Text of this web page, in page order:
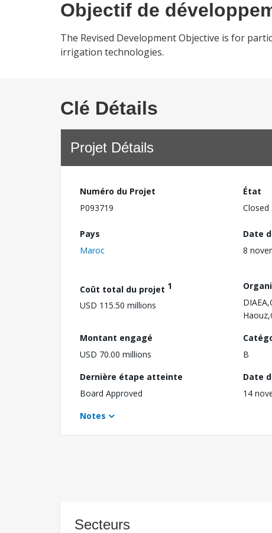
Objectif de
The Revised Development Objective is for
irrigation technologies.
Clé Détails
Projet Détails
Numéro du Projet
P093719
État
Closed
Pays
Maroc
Date
8
Coût total du projet 1
USD 115.50 millions
Montant engagé
USD 70.00 millions
B
Dernière étape atteinte
Board Approved
Date
14
Notes
Secteurs